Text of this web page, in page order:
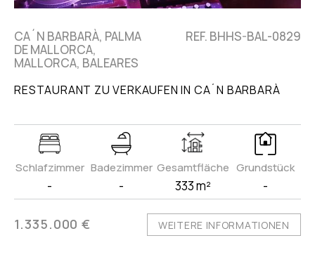
CA´N BARBARÀ, PALMA
DE MALLORCA,
MALLORCA, BALEARES
REF. BHHS-BAL-0829
RESTAURANT ZU VERKAUFEN IN CA´N BARBARÀ
Schlafzimmer
-
Badezimmer
-
Gesamtfläche
333 m²
Grundstück
-
1.335.000 € WEITERE INFORMATIONEN